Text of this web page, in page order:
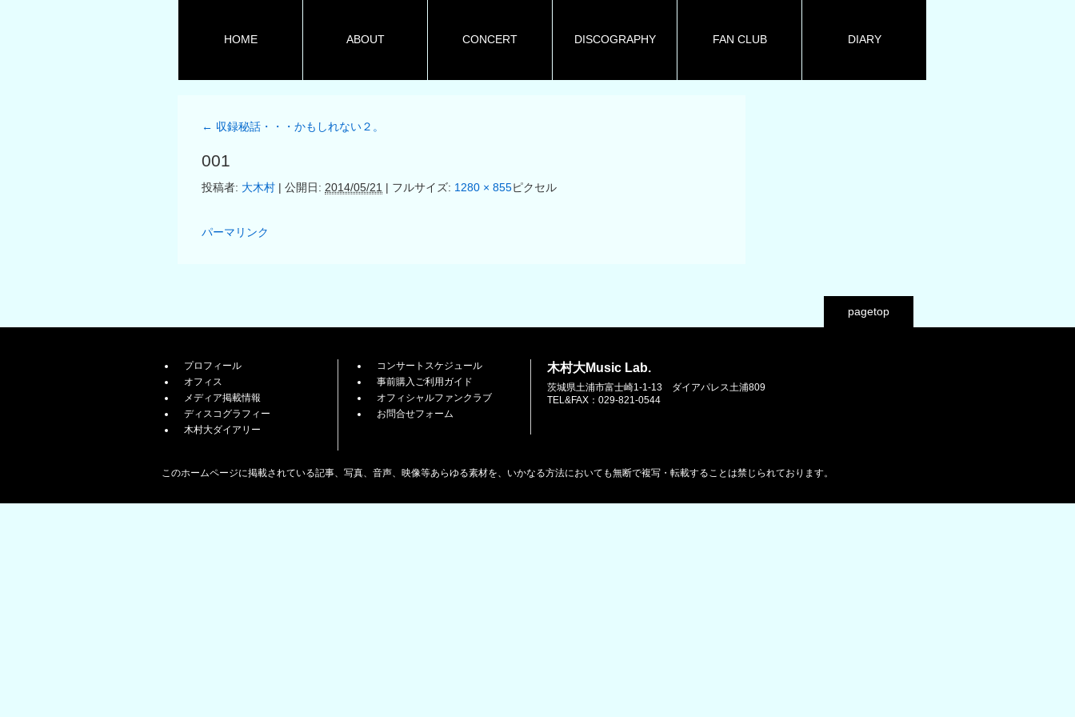
HOME ABOUT CONCERT DISCOGRAPHY FAN CLUB DIARY
← 収録秘話・・・かもしれない２。
001
投稿者: 大木村 | 公開日: 2014/05/21 | フルサイズ: 1280 × 855ピクセル
パーマリンク
pagetop
プロフィール
オフィス
メディア掲載情報
ディスコグラフィー
木村大ダイアリー
コンサートスケジュール
事前購入ご利用ガイド
オフィシャルファンクラブ
お問合せフォーム
木村大Music Lab.
茨城県土浦市富士崎1-1-13 ダイアパレス土浦809
TEL&FAX：029-821-0544
このホームページに掲載されている記事、写真、音声、映像等あらゆる素材を、いかなる方法においても無断で複写・転載することは禁じられております。